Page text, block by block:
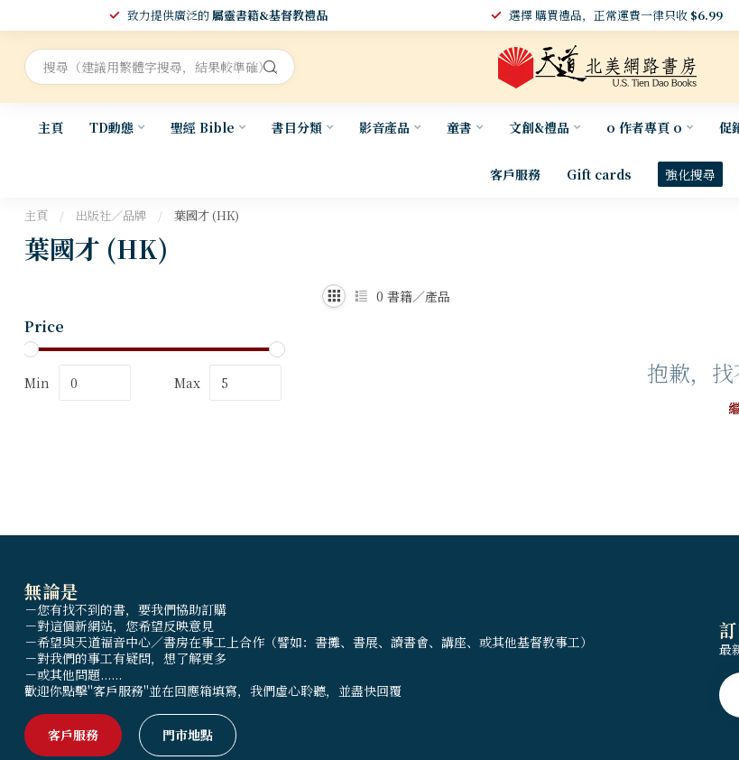
致力提供廣泛的屬靈書籍&基督教禮品 選擇 購買禮品，正常運費一律只收 $6.99
主頁 TD動態 聖經 Bible 書目分類 影音產品 童書 文創&禮品 o 作者專頁 o 促
客戶服務 Gift cards 強化搜尋
主頁 / 出版社／品牌 / 葉國才 (HK)
葉國才 (HK)
Price
Min Max
0 書籍／產品
抱歉，
無論是
－您有找不到的書，要我們協助訂購
－對這個新網站，您希望反映意見
－希望與天道福音中心／書房在事工上合作（譬如：書攤、書展、讀書會、講座、或其他基督教事工）
－對我們的事工有疑問，想了解更多
－或其他問題......
歡迎你點擊"客戶服務"並在回應箱填寫，我們虛心聆聽，並盡快回覆
客戶服務 門市地點
最